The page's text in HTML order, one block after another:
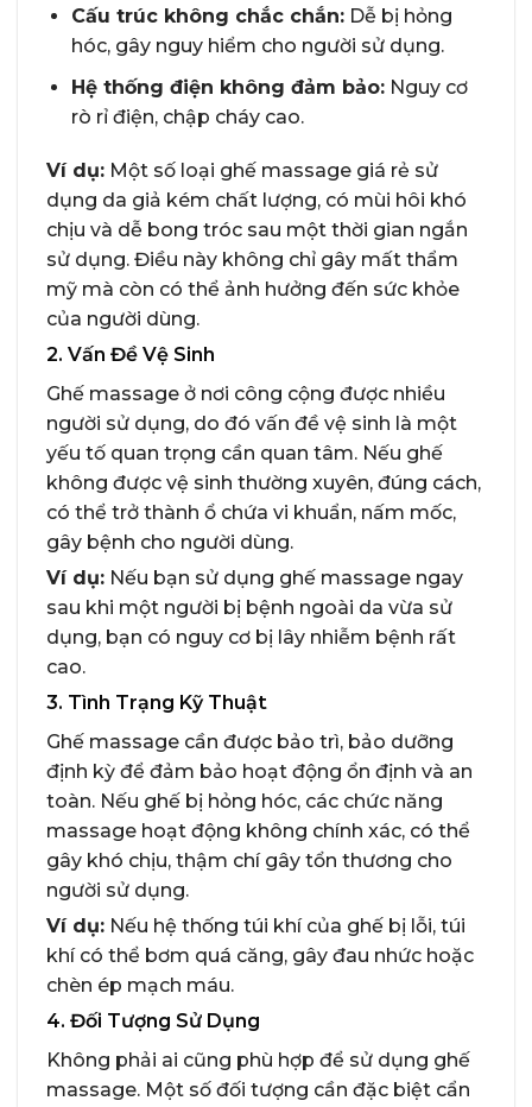
Cấu trúc không chắc chắn:Dễ bị hỏng
hóc, gây nguy hiểm cho người sử dụng.
Hệ thống điện không đảm bảo:Nguy cơ
rò rỉ điện, chập cháy cao.
Ví dụ: Một số loại ghế massage giá rẻ sử
dụng da giả kém chất lượng, có mùi hôi khó
chịu và dễ bong tróc sau một thời gian ngắn
sử dụng. Điều này không chỉ gây mất thẩm
mỹ mà còn có thể ảnh hưởng đến sức khỏe
của người dùng.
2. Vấn Đề Vệ Sinh
Ghế massage ở nơi công cộng được nhiều
người sử dụng, do đó vấn đề vệ sinh là một
yếu tố quan trọng cần quan tâm. Nếu ghế
không được vệ sinh thường xuyên, đúng cách,
có thể trở thành ổ chứa vi khuẩn, nấm mốc,
gây bệnh cho người dùng.
Ví dụ: Nếu bạn sử dụng ghế massage ngay
sau khi một người bị bệnh ngoài da vừa sử
dụng, bạn có nguy cơ bị lây nhiễm bệnh rất
cao.
3. Tình Trạng Kỹ Thuật
Ghế massage cần được bảo trì, bảo dưỡng
định kỳ để đảm bảo hoạt động ổn định và an
toàn. Nếu ghế bị hỏng hóc, các chức năng
massage hoạt động không chính xác, có thể
gây khó chịu, thậm chí gây tổn thương cho
người sử dụng.
Ví dụ: Nếu hệ thống túi khí của ghế bị lỗi, túi
khí có thể bơm quá căng, gây đau nhức hoặc
chèn ép mạch máu.
4. Đối Tượng Sử Dụng
Không phải ai cũng phù hợp để sử dụng ghế
massage. Một số đối tượng cần đặc biệt cẩn